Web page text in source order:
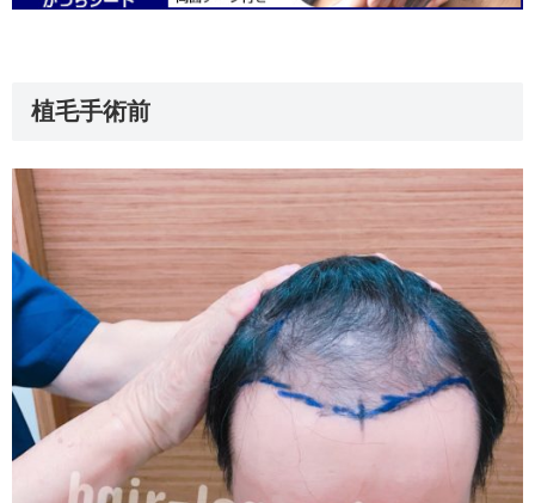
植毛手術前